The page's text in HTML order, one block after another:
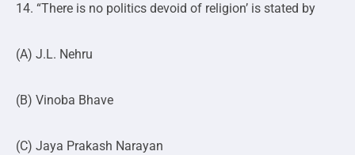
14. “There is no politics devoid of religion’ is stated by
(A) J.L. Nehru
(B) Vinoba Bhave
(C) Jaya Prakash Narayan